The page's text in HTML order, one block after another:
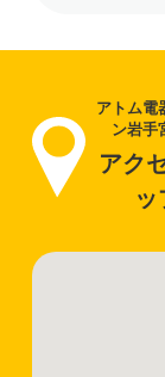
アトム電
ン岩手
アク
ッ